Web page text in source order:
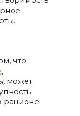
что
,
может
рационе.